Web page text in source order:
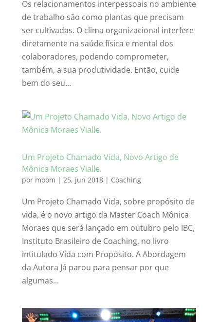
Os relacionamentos interpessoais no ambiente
de trabalho são como plantas que precisam
ser cultivadas. O clima organizacional interfere
diretamente na saúde física e mental dos
colaboradores, podendo comprometer,
também, a sua produtividade. Então, cuide
bem do seu...
Um Projeto Chamado Vida, Novo Artigo de
Mônica Moraes Vialle.
por moom | 25, jun 2018| Coaching
Um Projeto Chamado Vida, sobre propósito de
vida, é o novo artigo da Master Coach Mônica
Moraes que será lançado em outubro pelo IBC,
Instituto Brasileiro de Coaching, no livro
intitulado Vida com Propósito. A Abordagem
da Autora Já parou para pensar por que
algumas...